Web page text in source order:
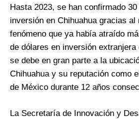
Hasta 2023, se han confirmado
inversión en Chihuahua gracias al
fenómeno que ya había atraído
de dólares en inversión
se debe en gran parte a la
Chihuahua y su reputación como
de México durante 12 años
La Secretaría de Innovación y